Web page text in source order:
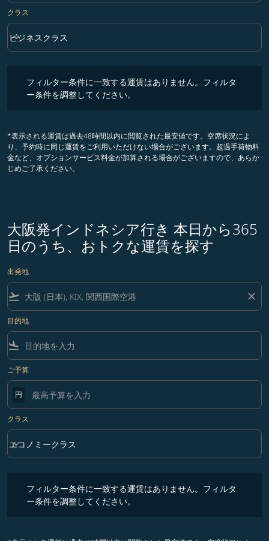
クラス
クラス option ビジネスクラス Selected
ビジネスクラス
keyboard_arrow_down
フィルター条件に一致する運賃はありません。フィルタ
ー条件を調整してください。
*表示される運賃は過去48時間以内に閲覧された最安値です。空席状況によ
り、予約時に同じ運賃をご利用いただけない場合がございます。超過手荷物料
金など、オプションサービス料金が加算される場合がございますので、あらか
じめご了承ください。
大阪発インドネシア行き 本日から365
日のうち、おトクな運賃を探す
出発地
flight_takeoff close
目的地
flight_land
ご予算
円
クラス
クラス option エコノミークラス Selected
エコノミークラス
keyboard_arrow_down
フィルター条件に一致する運賃はありません。フィルタ
ー条件を調整してください。